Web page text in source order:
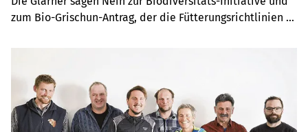
zum Bio-Grischun-Antrag, der die Fütterungsrichtlinien